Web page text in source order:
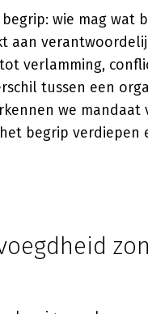
wie mag wat
aan
verlamming,
tussen een
we mandaat
begrip verdiepen